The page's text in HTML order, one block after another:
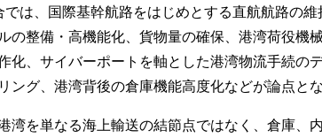
は、国際基幹航路をはじめとする直航航路の
の整備・高機能化、貨物量の確保、港湾荷役機
化、サイバーポートを軸とした港湾物流手続の
ング、港湾背後の倉庫機能高度化などが論点とな
湾を単なる海上輸送の結節点ではなく、倉庫、